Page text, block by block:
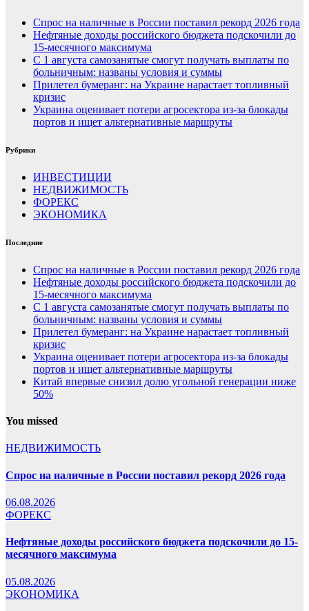
Спрос на наличные в России поставил рекорд 2026 года
Нефтяные доходы российского бюджета подскочили до
15-месячного максимума
С 1 августа самозанятые смогут получать выплаты по
больничным: названы условия и суммы
Прилетел бумеранг: на Украине нарастает топливный
кризис
Украина оценивает потери агросектора из-за блокады
портов и ищет альтернативные маршруты
Рубрики
ИНВЕСТИЦИИ
НЕДВИЖИМОСТЬ
ФОРЕКС
ЭКОНОМИКА
Последние
Спрос на наличные в России поставил рекорд 2026 года
Нефтяные доходы российского бюджета подскочили до
15-месячного максимума
С 1 августа самозанятые смогут получать выплаты по
больничным: названы условия и суммы
Прилетел бумеранг: на Украине нарастает топливный
кризис
Украина оценивает потери агросектора из-за блокады
портов и ищет альтернативные маршруты
Китай впервые снизил долю угольной генерации ниже
50%
You missed
НЕДВИЖИМОСТЬ
Спрос на наличные в России поставил рекорд 2026 года
06.08.2026
ФОРЕКС
Нефтяные доходы российского бюджета подскочили до 15-
месячного максимума
05.08.2026
ЭКОНОМИКА